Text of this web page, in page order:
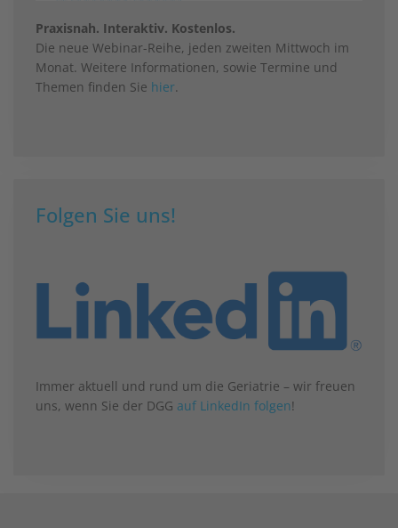
Praxisnah. Interaktiv. Kostenlos.
Die neue Webinar-Reihe, jeden zweiten Mittwoch im
Monat. Weitere Informationen, sowie Termine und
Themen finden Sie hier.
Folgen Sie uns!
Immer aktuell und rund um die Geriatrie – wir freuen
uns, wenn Sie der DGG auf LinkedIn folgen!